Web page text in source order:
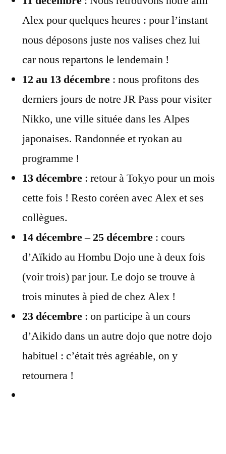
Alex pour quelques heures : pour l’instant
nous déposons juste nos valises chez lui
car nous repartons le lendemain !
12 au 13 décembre : nous profitons des
derniers jours de notre JR Pass pour visiter
Nikko, une ville située dans les Alpes
japonaises. Randonnée et ryokan au
programme !
13 décembre : retour à Tokyo pour un mois
cette fois ! Resto coréen avec Alex et ses
collègues.
14 décembre– 25 décembre : cours
d’Aïkido au Hombu Dojo une à deux fois
(voir trois) par jour. Le dojo se trouve à
trois minutes à pied de chez Alex !
23 décembre : on participe à un cours
d’Aikido dans un autre dojo que notre dojo
habituel : c’était très agréable, on y
retournera !